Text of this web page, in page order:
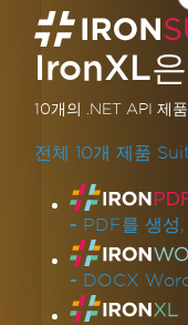
를 설
C#과
터를 효
을 향상
IronXL
10개의 .NET API 제품
전체 10개 제품
제품 링크
- PDF를 생성
- DOCX